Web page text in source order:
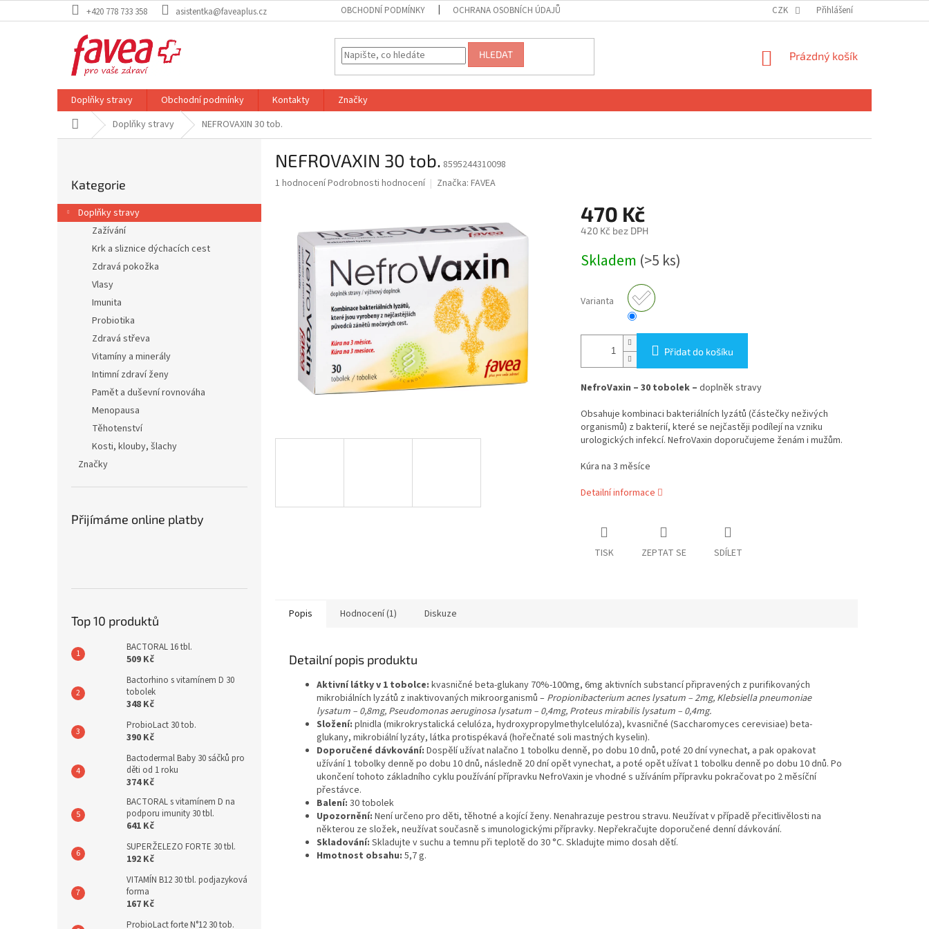
na
+420 778 733 358 asistentka@faveaplus.cz OBCHODNÍ PODMÍNKY OCHRANA OSOBNÍCH ÚDAJŮ CZK Přihlášení
HLEDAT
NÁKUPNÍ
Prázdný košík
Doplňky stravy Obchodní podmínky Kontakty
Značky
Domů Doplňky stravy NEFROVAXIN 30 tob.
r
a
kategorie
Kategorie
Doplňky stravy
Zažívání
Krk a sliznice dýchacích cest
Zdravá pokožka
Vlasy
Imunita
Probiotika
Zdravá střeva
Vitamíny a minerály
Intimní zdraví ženy
Pamět a duševní rovnováha
Menopausa
Těhotenství
Kosti, klouby, šlachy
Značky
Přijímáme online platby
Top 10 produktů
BACTORAL 16 tbl.
509 Kč
Bactorhino s vitamínem D 30
tobolek
348 Kč
ProbioLact 30 tob.
390 Kč
Bactodermal Baby 30 sáčků pro
děti od 1 roku
374 Kč
BACTORAL s vitamínem D na
podporu imunity 30 tbl.
641 Kč
SUPERŽELEZO FORTE 30 tbl.
192 Kč
VITAMÍN B12 30 tbl. podjazyková
forma
167 Kč
ProbioLact forte N°12 30 tob.
NEFROVAXIN 30 tob. 8595244310098
Průměrné
hvězdiček.
1 hodnoceníPodrobnosti hodnocení Značka: FAVEA
470 Kč
420 Kč bez DPH
cena:
Skladem (>5 ks)
Varianta
Přidat do košíku
NefroVaxin – 30 tobolek – doplněk stravy
Obsahuje kombinaci bakteriálních lyzátů (částečky neživých
organismů) z bakterií, které se nejčastěji podílejí na vzniku
urologických infekcí. NefroVaxin doporučujeme ženám i mužům.
Kúra na 3 měsíce
Detailní informace
TISK ZEPTAT SE SDÍLET
Popis Hodnocení (1) Diskuze
Detailní popis produktu
Aktivní látky v 1 tobolce: kvasničné beta-glukany 70%-100mg, 6mg aktivních substancí připravených z purifikovaných
mikrobiálních lyzátů z inaktivovaných mikroorganismů – Propionibacterium acnes lysatum – 2mg, Klebsiella pneumoniae
lysatum – 0,8mg, Pseudomonas aeruginosa lysatum – 0,4mg, Proteus mirabilis lysatum – 0,4mg.
Složení: plnidla (mikrokrystalická celulóza, hydroxypropylmethylcelulóza), kvasničné (Saccharomyces cerevisiae) beta-
glukany, mikrobiální lyzáty, látka protispékavá (hořečnaté soli mastných kyselin).
Doporučené dávkování: Dospělí užívat nalačno 1 tobolku denně, po dobu 10 dnů, poté 20 dní vynechat, a pak opakovat
užívání 1 tobolky denně po dobu 10 dnů, následně 20 dní opět vynechat, a poté opět užívat 1 tobolku denně po dobu 10 dnů. Po
ukončení tohoto základního cyklu používání přípravku NefroVaxin je vhodné s užíváním přípravku pokračovat po 2 měsíční
přestávce.
Balení: 30 tobolek
Upozornění: Není určeno pro děti, těhotné a kojící ženy. Nenahrazuje pestrou stravu. Neužívat v případě přecitlivělosti na
některou ze složek, neužívat současně s imunologickými přípravky. Nepřekračujte doporučené denní dávkování.
Skladování: Skladujte v suchu a temnu při teplotě do 30 °C. Skladujte mimo dosah dětí.
Hmotnost obsahu: 5,7 g.